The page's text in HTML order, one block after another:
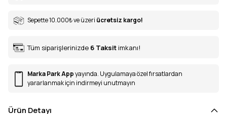
Sepette 10.000₺ve üzeri ücretsiz kargo!
Tüm siparişlerinizde 6 Taksit imkanı!
Marka Park Appyayında. Uygulamaya özel fırsatlardan
yararlanmak için indirmeyi unutmayın
Ürün Detayı